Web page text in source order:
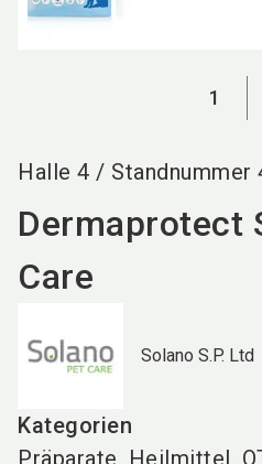
1
Halle 4 / Standnummer
Dermaprotect
Care
Solano S.P. Ltd
Kategorien
Präparate, Heilmittel,